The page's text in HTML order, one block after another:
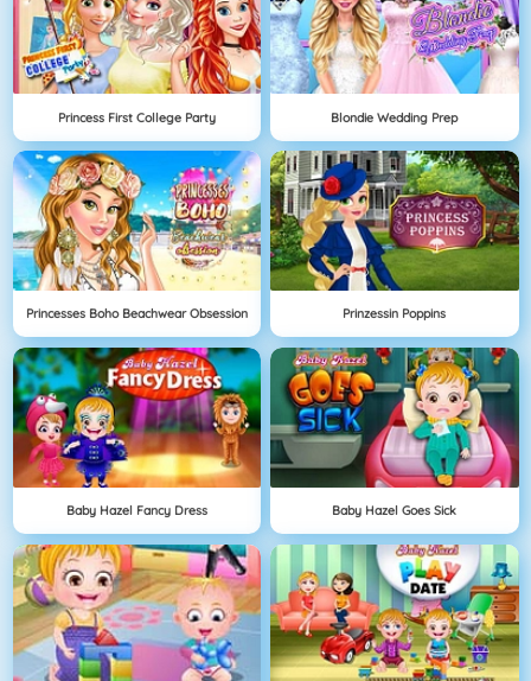
Princess First College Party Blondie Wedding Prep
Princesses Boho Beachwear Obsession Prinzessin Poppins
Baby Hazel Fancy Dress Baby Hazel Goes Sick